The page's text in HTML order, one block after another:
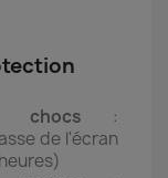
chocs :
de l'écran